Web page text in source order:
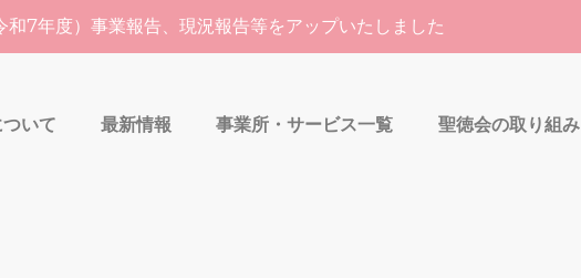
7年度）事業報告、現況報告等をアップいたしました
いて 最新情報 事業所・サービス一覧 聖徳会の取り組み